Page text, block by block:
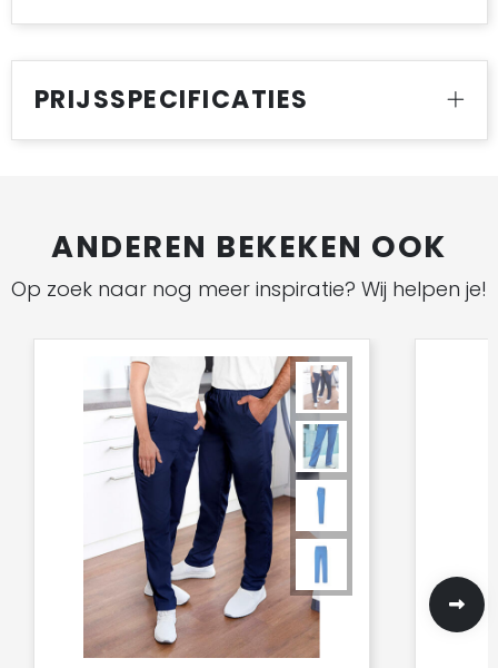
PRIJSSPECIFICATIES
ANDEREN BEKEKEN OOK
Op zoek naar nog meer inspiratie? Wij helpen je!